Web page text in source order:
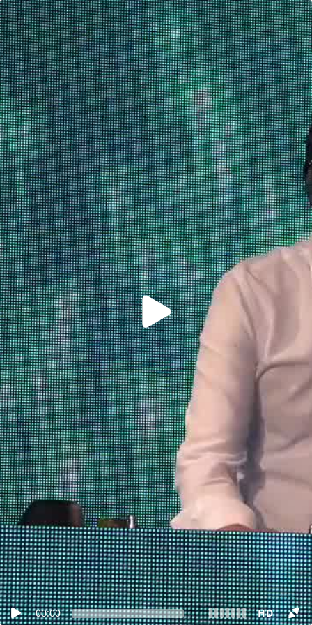
00:00 HD